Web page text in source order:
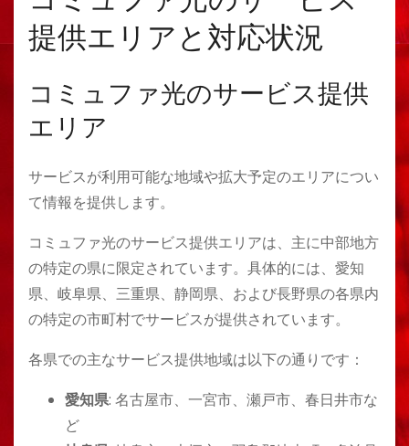
提供エリアと対応状況
コミュファ光のサービス提供
エリア
サービスが利用可能な地域や拡大予定のエリアについ
て情報を提供します。
コミュファ光のサービス提供エリアは、主に中部地方
の特定の県に限定されています。具体的には、愛知
県、岐阜県、三重県、静岡県、および長野県の各県内
の特定の市町村でサービスが提供されています。
各県での主なサービス提供地域は以下の通りです：
愛知県: 名古屋市、一宮市、瀬戸市、春日井市な
ど